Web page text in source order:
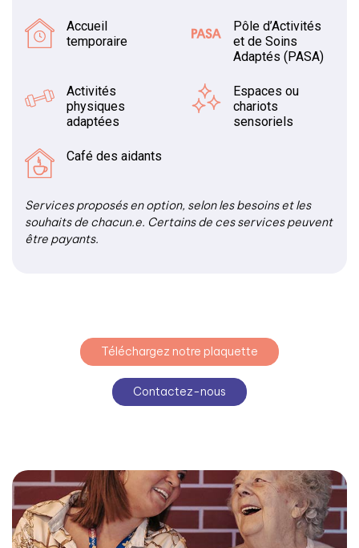
Accueil
temporaire
Pôle d’Activités
et de Soins
Adaptés (PASA)
Activités
physiques
adaptées
Espaces ou
chariots
sensoriels
Café des aidants
Services proposés en option, selon les besoins et les
souhaits de chacun.e. Certains de ces services peuvent
être payants.
Téléchargez notre plaquette
Contactez-nous